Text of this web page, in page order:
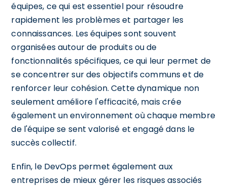
équipes, ce qui est essentiel pour résoudre
rapidement les problèmes et partager les
connaissances. Les équipes sont souvent
organisées autour de produits ou de
fonctionnalités spécifiques, ce qui leur permet de
se concentrer sur des objectifs communs et de
renforcer leur cohésion. Cette dynamique non
seulement améliore l'efficacité, mais crée
également un environnement où chaque membre
de l'équipe se sent valorisé et engagé dans le
succès collectif.
Enfin, le DevOps permet également aux
entreprises de mieux gérer les risques associés